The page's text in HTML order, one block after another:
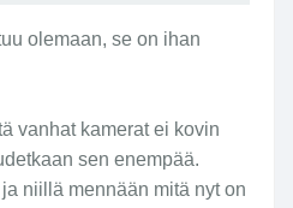
olemaan, se on ihan
vanhat kamerat ei kovin
sen enempää.
niillä mennään mitä nyt on